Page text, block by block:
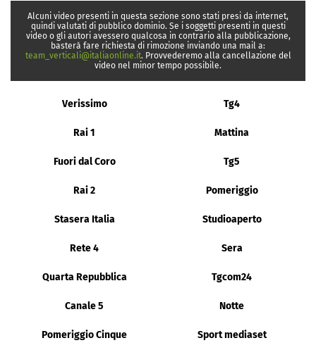
Alcuni video presenti in questa sezione sono stati presi da internet,
quindi valutati di pubblico dominio. Se i soggetti presenti in questi
video o gli autori avessero qualcosa in contrario alla pubblicazione,
basterà fare richiesta di rimozione inviando una mail a:
team_verticali@italiaonline.it. Provvederemo alla cancellazione del
video nel minor tempo possibile.
Verissimo Tg4
Rai 1 Mattina
Fuori dal Coro Tg5
Rai 2 Pomeriggio
Stasera Italia Studioaperto
Rete 4 Sera
Quarta Repubblica Tgcom24
Canale 5 Notte
Pomeriggio Cinque Sport mediaset